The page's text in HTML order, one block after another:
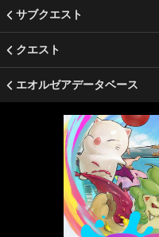
サブクエスト
クエスト
エオルゼアデータベース